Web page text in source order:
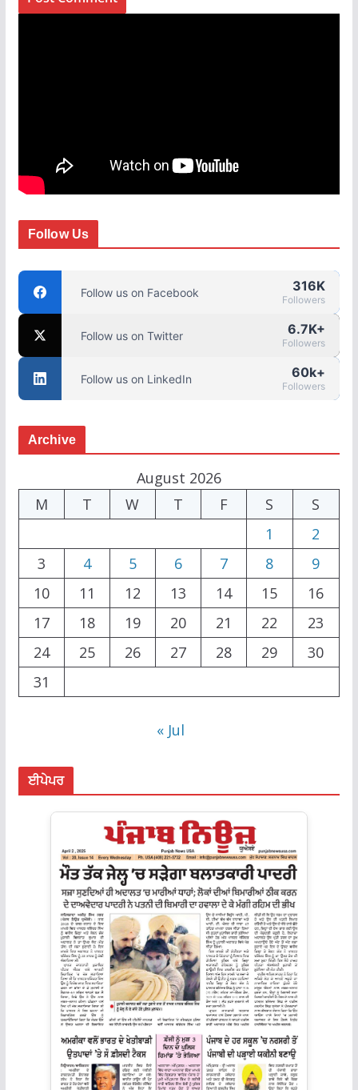
Follow Us
Follow us on Facebook 316K
Followers
Follow us on Twitter 6.7K+
Followers
Follow us on LinkedIn 60k+
Followers
Archive
August 2026
M
T W T F S
S
1
2
3
4 5 6 7 8
9
10
11 12 13 14 15
16
17
18 19 20 21 22
23
24
25 26 27 28 29
30
31
« Jul
ਈਪੇਪਰ